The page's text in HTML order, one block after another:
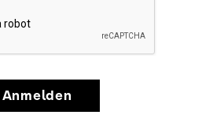
Anmelden